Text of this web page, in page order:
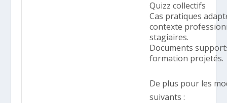
Quizz collectifs
Cas pratiques
contexte
stagiaires.
Documents
formation projetés.
De plus pour les
suivants :